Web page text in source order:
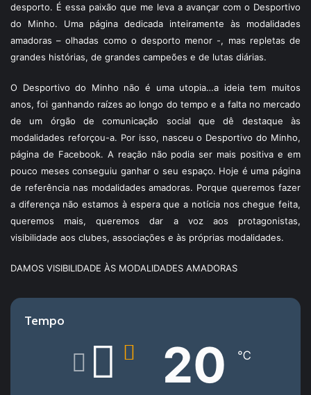
desporto. É essa paixão que me leva a avançar com o Desportivo
do Minho. Uma página dedicada inteiramente às modalidades
amadoras – olhadas como o desporto menor -, mas repletas de
grandes histórias, de grandes campeões e de lutas diárias.
O Desportivo do Minho não é uma utopia…a ideia tem muitos
anos, foi ganhando raízes ao longo do tempo e a falta no mercado
de um órgão de comunicação social que dê destaque às
modalidades reforçou-a. Por isso, nasceu o Desportivo do Minho,
página de Facebook. A reação não podia ser mais positiva e em
pouco meses conseguiu ganhar o seu espaço. Hoje é uma página
de referência nas modalidades amadoras. Porque queremos fazer
a diferença não estamos à espera que a notícia nos chegue feita,
queremos mais, queremos dar a voz aos protagonistas,
visibilidade aos clubes, associações e às próprias modalidades.
DAMOS VISIBILIDADE ÀS MODALIDADES AMADORAS
Tempo
20 ℃